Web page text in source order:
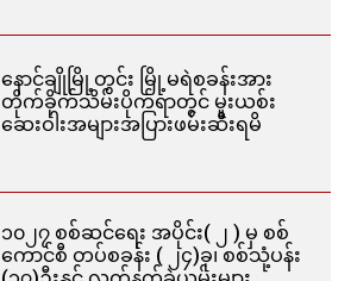
နောင်ချိုမြို့တွင်း မြို့မရဲစခန်းအား
တိုက်ခိုက်သိမ်းပိုက်ရာတွင် မူးယစ်း
ဆေးဝါးအများအပြားဖမ်းဆီးရမိ
၁၀၂၇ စစ်ဆင်ရေး အပိုင်း( ၂ ) မှ စစ်
ကောင်စီ တပ်စခန်း ( ၂၄)ခု၊ စစ်သုံ့ပန်း